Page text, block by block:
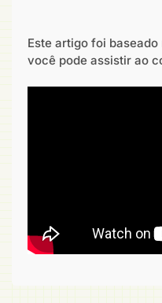
Este artigo foi
você pode assistir ao